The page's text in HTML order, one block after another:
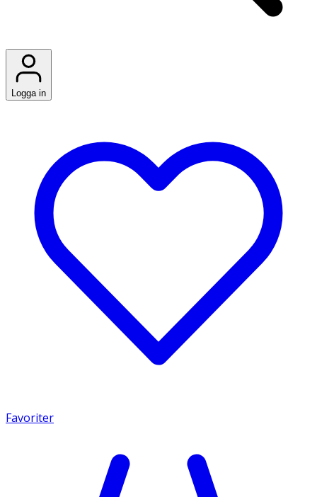
Logga in
Favoriter